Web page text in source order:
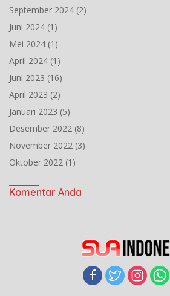
September 2024 (2)
Juni 2024 (1)
Mei 2024 (1)
April 2024 (1)
Juni 2023 (16)
April 2023 (2)
Januari 2023 (5)
Desember 2022 (8)
November 2022 (3)
Oktober 2022 (1)
Komentar Anda